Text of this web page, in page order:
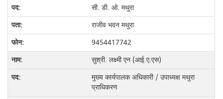
सी. डी. ओ. मथुरा
राजीव भवन मथुरा
9454417742
सुश्री. लक्ष्मी एन (आई.ए.एस)
मुख्य कार्यपालक अधिकारी / उपाध्यक्ष मथुरा
प्राधिकरण